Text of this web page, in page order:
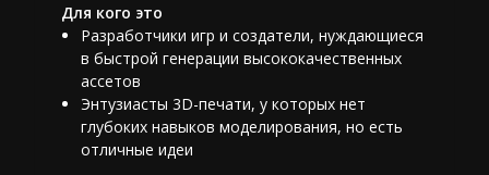
Для кого это
Разработчики игр и создатели, нуждающиеся
в быстрой генерации высококачественных
ассетов
Энтузиасты 3D-печати, у которых нет
глубоких навыков моделирования, но есть
отличные идеи